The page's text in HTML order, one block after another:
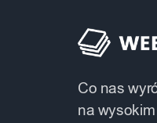
Co nas
na